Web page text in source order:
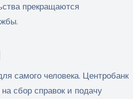
прекращаются
самого человека. Центробанк
сбор справок и подачу